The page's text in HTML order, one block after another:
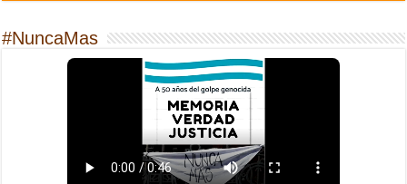
#NuncaMas